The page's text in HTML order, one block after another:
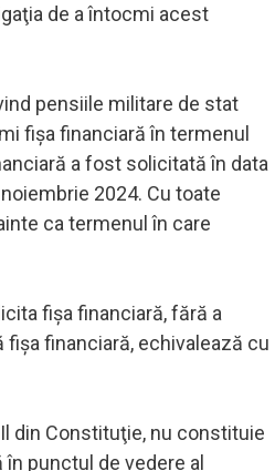
de a întocmi acest
pensiile militare de stat
fişa financiară în termenul
a fost solicitată în data
2024. Cu toate
ca termenul în care
fişa financiară, fără a
financiară, echivalează cu
din Constituţie, nu constituie
punctul de vedere al